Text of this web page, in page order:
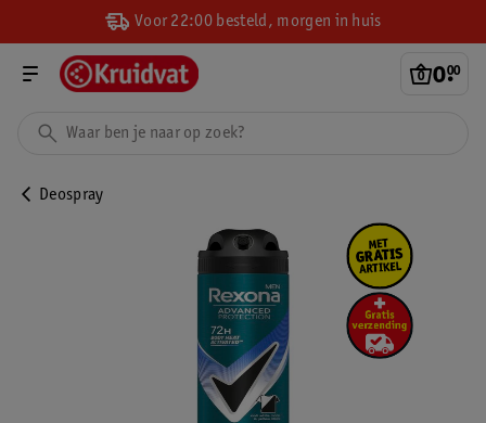
Voor 22:00 besteld, morgen in huis
0.
00
Deospray